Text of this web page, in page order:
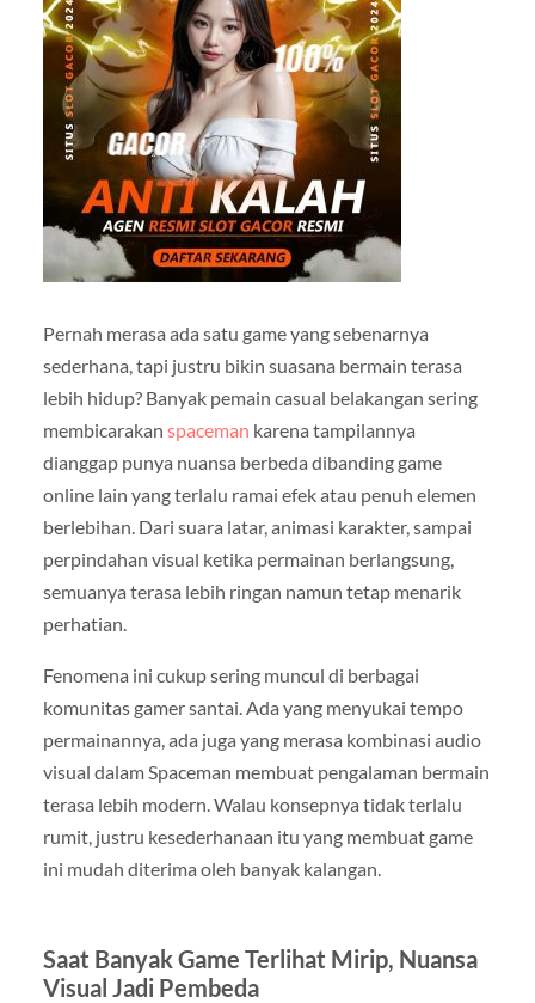
Pernah merasa ada satu game yang sebenarnya
sederhana, tapi justru bikin suasana bermain terasa
lebih hidup? Banyak pemain casual belakangan sering
membicarakan spaceman karena tampilannya
dianggap punya nuansa berbeda dibanding game
online lain yang terlalu ramai efek atau penuh elemen
berlebihan. Dari suara latar, animasi karakter, sampai
perpindahan visual ketika permainan berlangsung,
semuanya terasa lebih ringan namun tetap menarik
perhatian.
Fenomena ini cukup sering muncul di berbagai
komunitas gamer santai. Ada yang menyukai tempo
permainannya, ada juga yang merasa kombinasi audio
visual dalam Spaceman membuat pengalaman bermain
terasa lebih modern. Walau konsepnya tidak terlalu
rumit, justru kesederhanaan itu yang membuat game
ini mudah diterima oleh banyak kalangan.
Saat Banyak Game Terlihat Mirip, Nuansa
Visual Jadi Pembeda